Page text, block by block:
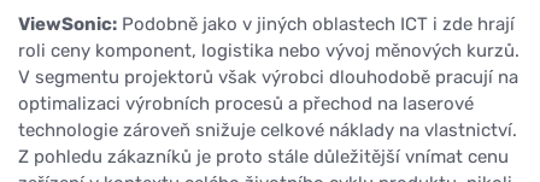
ViewSonic: Podobně jako v jiných oblastech ICT i zde hrají
roli ceny komponent, logistika nebo vývoj měnových kurzů.
V segmentu projektorů však výrobci dlouhodobě pracují na
optimalizaci výrobních procesů a přechod na laserové
technologie zároveň snižuje celkové náklady na vlastnictví.
Z pohledu zákazníků je proto stále důležitější vnímat cenu